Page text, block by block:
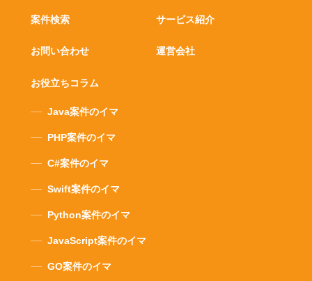
案件検索 サービス紹介
運営会社
お問い合わせ
お役立ちコラム
Java案件のイマ
PHP案件のイマ
C#案件のイマ
Swift案件のイマ
Python案件のイマ
JavaScript案件のイマ
GO案件のイマ